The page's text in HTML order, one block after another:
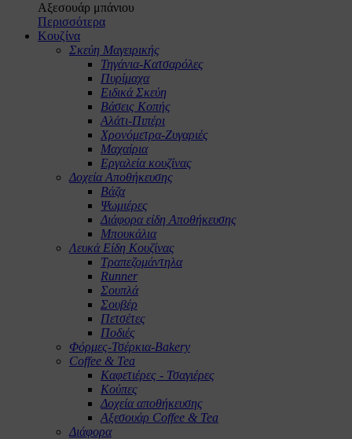
Αξεσουάρ μπάνιου
Περισσότερα
Κουζίνα
Σκεύη Μαγειρικής
Τηγάνια-Κατσαρόλες
Πυρίμαχα
Ειδικά Σκεύη
Βάσεις Κοπής
Αλάτι-Πιπέρι
Χρονόμετρα-Ζυγαριές
Μαχαίρια
Εργαλεία κουζίνας
Δοχεία Αποθήκευσης
Βάζα
Ψωμιέρες
Διάφορα είδη Αποθήκευσης
Μπουκάλια
Λευκά Είδη Κουζίνας
Τραπεζομάντηλα
Runner
Σουπλά
Σουβέρ
Πετσέτες
Ποδιές
Φόρμες-Τσέρκια-Bakery
Coffee & Tea
Καφετιέρες - Τσαγιέρες
Κούπες
Δοχεία αποθήκευσης
Αξεσουάρ Coffee & Tea
Διάφορα